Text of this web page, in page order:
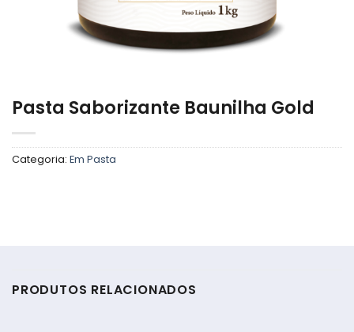
Pasta Saborizante Baunilha Gold
Categoria: Em Pasta
PRODUTOS RELACIONADOS